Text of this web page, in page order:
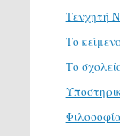
Τενχητή
Το
Το